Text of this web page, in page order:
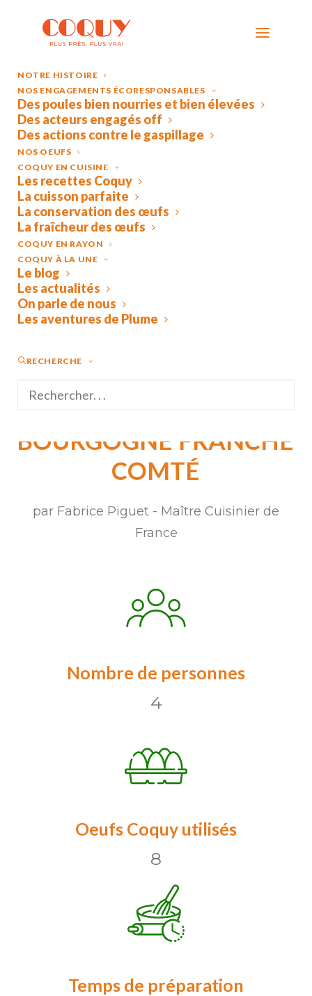
NOTRE HISTOIRE
NOS ENGAGEMENTS ÉCORESPONSABLES
Des poules bien nourries et bien élevées
Des acteurs engagés off
Des actions contre le gaspillage
NOS OEUFS
COQUY EN CUISINE
Les recettes Coquy
La cuisson parfaite
La conservation des œufs
La fraîcheur des œufs
COQUY EN RAYON
COQUY À LA UNE
Le blog
Les actualités
On parle de nous
Les aventures de Plume
RECHERCHE
RECETTEAVEC NOS
BOURGOGNE FRANCHE
COMTÉ
par Fabrice Piguet - Maître Cuisinier de
France
Nombre de personnes
4
Oeufs Coquy utilisés
8
Temps de préparation